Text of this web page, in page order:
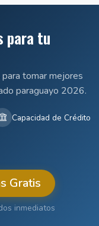
para tu
tomar mejores
paraguayo 2026.
Capacidad de Crédito
Gratis
inmediatos